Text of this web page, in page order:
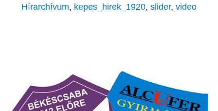
Hírarchívum, kepes_hirek_1920, slider, video